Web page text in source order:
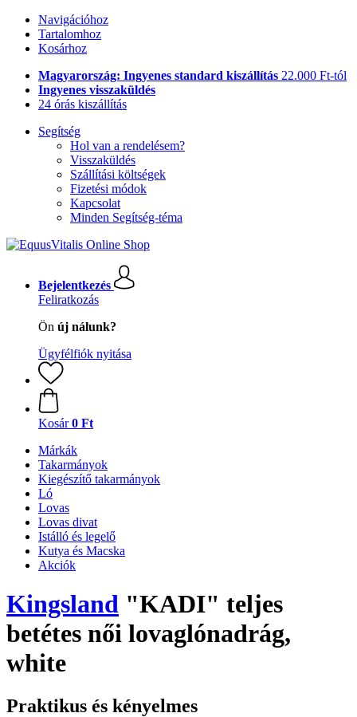
Navigációhoz
Tartalomhoz
Kosárhoz
Magyarország: Ingyenes standard kiszállítás 22.000 Ft-tól
Ingyenes visszaküldés
24 órás kiszállítás
Segítség
Hol van a rendelésem?
Visszaküldés
Szállítási költségek
Fizetési módok
Kapcsolat
Minden Segítség-téma
Bejelentkezés
Feliratkozás
Ön új nálunk?
Ügyfélfiók nyitása
Kosár 0 Ft
Márkák
Takarmányok
Kiegészítő takarmányok
Ló
Lovas
Lovas divat
Istálló és legelő
Kutya és Macska
Akciók
Kingsland "KADI" teljes
betétes női lovaglónadrág,
white
Praktikus és kényelmes